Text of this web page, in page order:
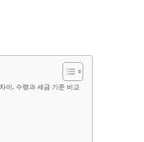
이, 수령과 세금 기준 비교